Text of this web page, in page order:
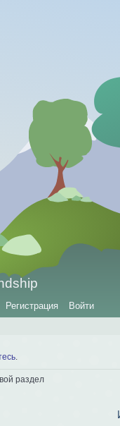
Регистрация Войти
раздел